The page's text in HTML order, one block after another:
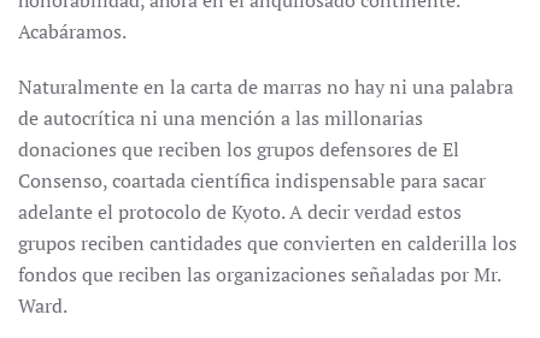
Acabáramos.
Naturalmente en la carta de marras no hay ni una palabra
de autocrítica ni una mención a las millonarias
donaciones que reciben los grupos defensores de El
Consenso, coartada científica indispensable para sacar
adelante el protocolo de Kyoto. A decir verdad estos
grupos reciben cantidades que convierten en calderilla los
fondos que reciben las organizaciones señaladas por Mr.
Ward.